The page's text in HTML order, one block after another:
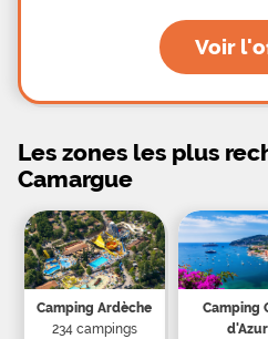
Voir
Les zones les plus
Camargue
Camping Ardèche
234 campings
Camping
d'Azur